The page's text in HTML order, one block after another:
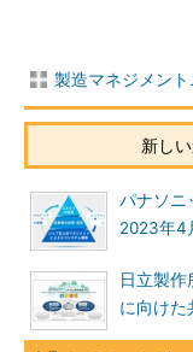
製造マネジメン
新し
パナソニ
2023年4
日立製
に向けた